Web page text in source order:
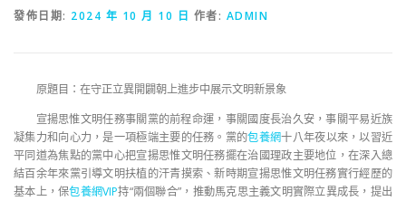
發佈日期: 2024 年 10 月 10 日 作者: ADMIN
原題目：在守正立異開闢朝上進步中展示文明新景象
宣揚思惟文明任務事關黨的前程命運，事關國度長治久安，事關平易近族
凝集力和向心力，是一項極端主要的任務。黨的包養網十八年夜以來，以習近
平同道為焦點的黨中心把宣揚思惟文明任務擺在治國理政主要地位，在深入總
結百余年來黨引導文明扶植的汗青摸索、新時期宣揚思惟文明任務實行經歷的
基本上，保包養網VIP持“兩個聯合”，推動馬克思主義文明實際立異成長，提出